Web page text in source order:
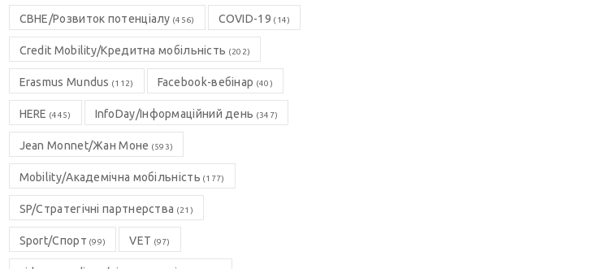
CBHE/Розвиток потенціалу (456) COVID-19 (14)
Credit Mobility/Кредитна мобільність (202)
Erasmus Mundus (112) Facebook-вебінар (40)
HERE (445) InfoDay/Інформаційний день (347)
Jean Monnet/Жан Моне (593)
Mobility/Академічна мобільність (177)
SP/Стратегічні партнерства (21)
Sport/Спорт (99) VET (97)